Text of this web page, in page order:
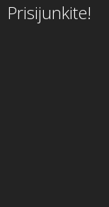
Prisijunkite!